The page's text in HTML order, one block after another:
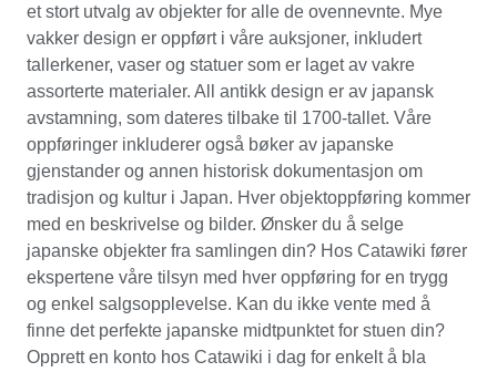
et stort utvalg av objekter for alle de ovennevnte. Mye
vakker design er oppført i våre auksjoner, inkludert
tallerkener, vaser og statuer som er laget av vakre
assorterte materialer. All antikk design er av japansk
avstamning, som dateres tilbake til 1700-tallet. Våre
oppføringer inkluderer også bøker av japanske
gjenstander og annen historisk dokumentasjon om
tradisjon og kultur i Japan. Hver objektoppføring kommer
med en beskrivelse og bilder. Ønsker du å selge
japanske objekter fra samlingen din? Hos Catawiki fører
ekspertene våre tilsyn med hver oppføring for en trygg
og enkel salgsopplevelse. Kan du ikke vente med å
finne det perfekte japanske midtpunktet for stuen din?
Opprett en konto hos Catawiki i dag for enkelt å bla